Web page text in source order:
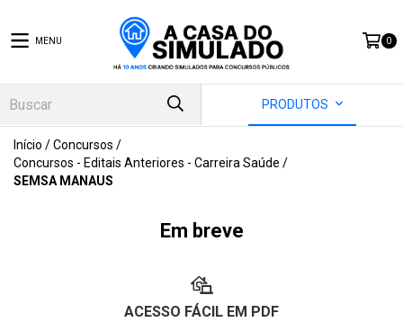
MENU 0
PRODUTOS
Início /Concursos /
Concursos - Editais Anteriores - Carreira Saúde /
SEMSA MANAUS
Em breve
ACESSO FÁCIL EM PDF